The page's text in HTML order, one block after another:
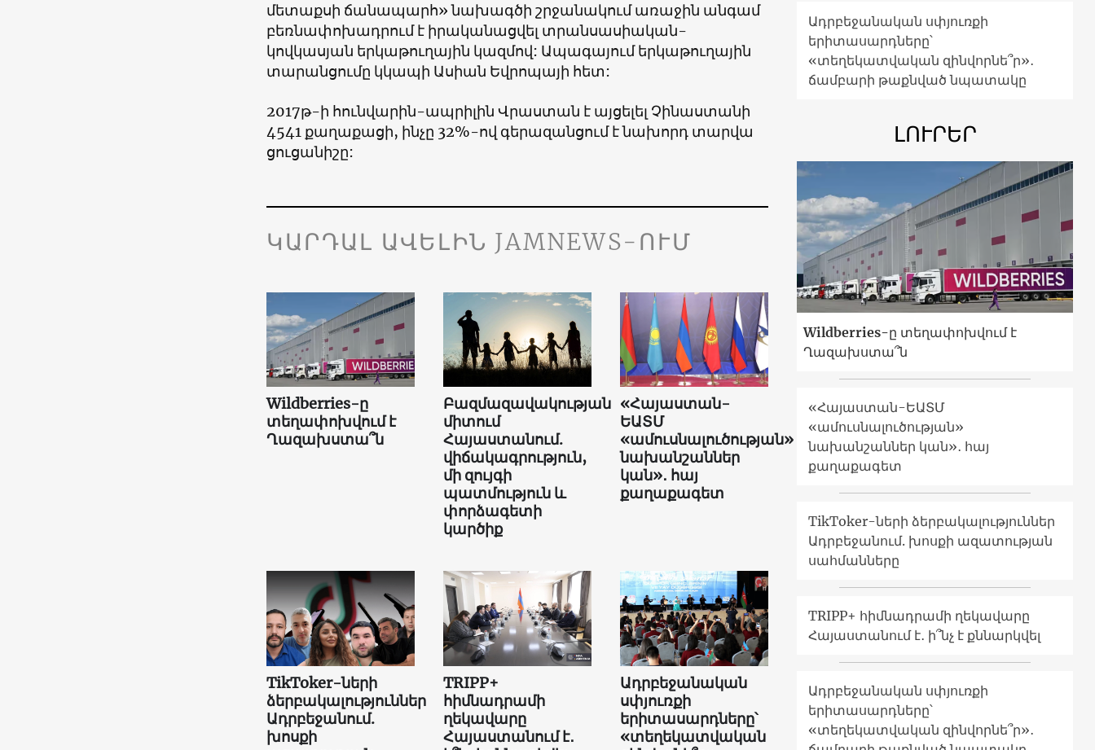
մետաքսի ճանապարհ» նախագծի շրջանակում առաջին անգամ
բեռնափոխադրում է իրականացվել տրանսասիական-
կովկասյան երկաթուղային կազմով: Ապագայում երկաթուղային
տարանցումը կկապի Ասիան Եվրոպայի հետ:
2017թ-ի հունվարին-ապրիլին Վրաստան է այցելել Չինաստանի
4541 քաղաքացի, ինչը 32%-ով գերազանցում է նախորդ տարվա
ցուցանիշը:
ԿԱՐԴԱԼ ԱՎԵԼԻՆ JAMNEWS-ՈՒՄ
Wildberries-ը
տեղափոխվում է
Ղազախստա՞ն
Բազմազավակության
միտում
Հայաստանում.
վիճակագրություն,
մի զույգի
պատմություն և
փորձագետի
կարծիք
«Հայաստան-
ԵԱՏՄ
«ամուսնալուծության»
նախանշաններ
կան»․ հայ
քաղաքագետ
TikToker-ների
ձերբակալություններ
Ադրբեջանում.
խոսքի
TRIPP+
հիմնադրամի
ղեկավարը
Հայաստանում է․
Ադրբեջանական
սփյուռքի
երիտասարդները՝
«տեղեկատվական
Ադրբեջանական սփյուռքի
երիտասարդները՝
«տեղեկատվական զինվորնե՞ր»․
ճամբարի թաքնված նպատակը
ԼՈՒՐԵՐ
Wildberries-ը տեղափոխվում է
Ղազախստա՞ն
«Հայաստան-ԵԱՏՄ
«ամուսնալուծության»
նախանշաններ կան»․ հայ
քաղաքագետ
TikToker-ների ձերբակալություններ
Ադրբեջանում. խոսքի ազատության
սահմանները
TRIPP+ հիմնադրամի ղեկավարը
Հայաստանում է․ ի՞նչ է քննարկվել
Ադրբեջանական սփյուռքի
երիտասարդները՝
«տեղեկատվական զինվորնե՞ր»․